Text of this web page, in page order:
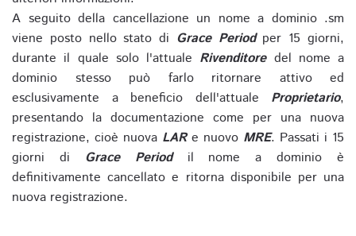
A seguito della cancellazione un nome a dominio .sm
viene posto nello stato di Grace Periodper 15 giorni,
durante il quale solo l'attuale Rivenditoredel nome a
dominio stesso può farlo ritornare attivo ed
esclusivamente a beneficio dell'attuale Proprietario,
presentando la documentazione come per una nuova
registrazione, cioè nuova LARe nuovo MRE. Passati i 15
giorni di Grace Periodil nome a dominio è
definitivamente cancellato e ritorna disponibile per una
nuova registrazione.